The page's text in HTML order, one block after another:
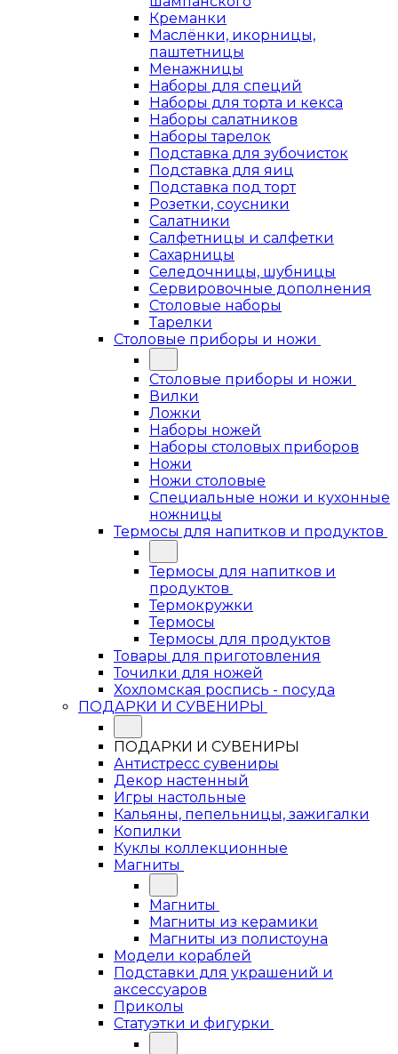
Креманки
Маслёнки, икорницы,
паштетницы
Менажницы
Наборы для специй
Наборы для торта и кекса
Наборы салатников
Наборы тарелок
Подставка для зубочисток
Подставка для яиц
Подставка под торт
Розетки, соусники
Салатники
Салфетницы и салфетки
Сахарницы
Селедочницы, шубницы
Сервировочные дополнения
Столовые наборы
Тарелки
Столовые приборы и ножи
Столовые приборы и ножи
Вилки
Ложки
Наборы ножей
Наборы столовых приборов
Ножи
Ножи столовые
Специальные ножи и кухонные
ножницы
Термосы для напитков и продуктов
Термосы для напитков и
продуктов
Термокружки
Термосы
Термосы для продуктов
Товары для приготовления
Точилки для ножей
Хохломская роспись - посуда
ПОДАРКИ И СУВЕНИРЫ
ПОДАРКИ И СУВЕНИРЫ
Антистресс сувениры
Декор настенный
Игры настольные
Кальяны, пепельницы, зажигалки
Копилки
Куклы коллекционные
Магниты
Магниты
Магниты из керамики
Магниты из полистоуна
Модели кораблей
Подставки для украшений и
аксессуаров
Приколы
Статуэтки и фигурки